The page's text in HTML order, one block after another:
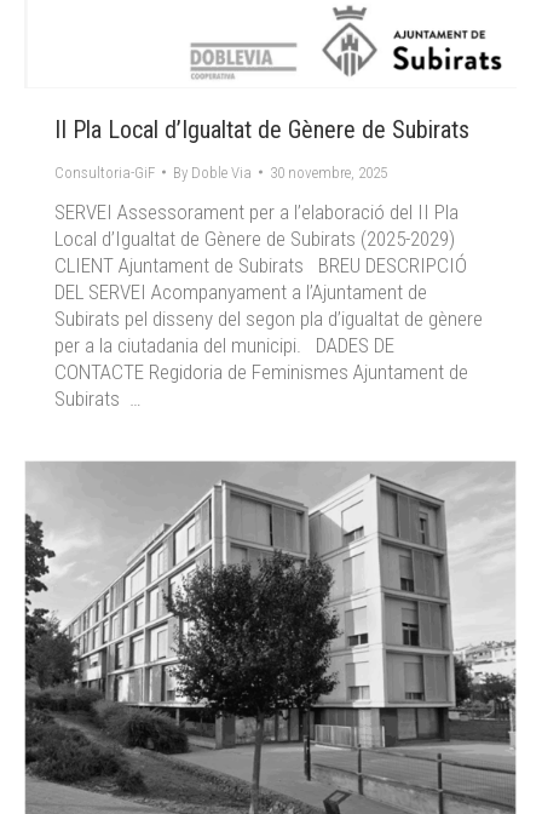
II Pla Local d’Igualtat de Gènere de Subirats
Consultoria-GiF By Doble Via 30 novembre, 2025
SERVEI Assessorament per a l’elaboració del II Pla
Local d’Igualtat de Gènere de Subirats (2025-2029)
CLIENT Ajuntament de Subirats BREU DESCRIPCIÓ
DEL SERVEI Acompanyament a l’Ajuntament de
Subirats pel disseny del segon pla d’igualtat de gènere
per a la ciutadania del municipi. DADES DE
CONTACTE Regidoria de Feminismes Ajuntament de
Subirats …